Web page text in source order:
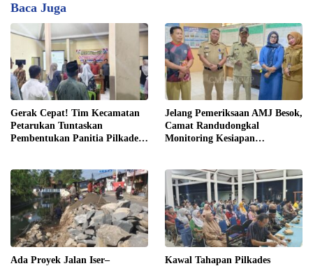
Baca Juga
Gerak Cepat! Tim Kecamatan
Petarukan Tuntaskan
Pembentukan Panitia Pilkades
Jelang Pemeriksaan AMJ Besok,
Camat Randudongkal
Monitoring Kesiapan
Ada Proyek Jalan Iser–
Kawal Tahapan Pilkades